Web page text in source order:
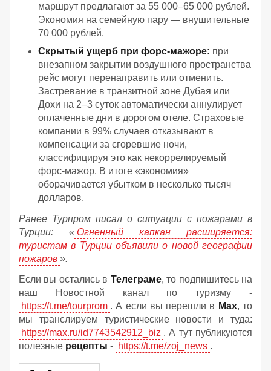
маршрут предлагают за 55 000–65 000 рублей.
Экономия на семейную пару — внушительные
70 000 рублей.
Скрытый ущерб при форс-мажоре: при
внезапном закрытии воздушного пространства
рейс могут перенаправить или отменить.
Застревание в транзитной зоне Дубая или
Дохи на 2–3 суток автоматически аннулирует
оплаченные дни в дорогом отеле. Страховые
компании в 99% случаев отказывают в
компенсации за сгоревшие ночи,
классифицируя это как некоррелируемый
форс-мажор. В итоге «экономия»
оборачивается убытком в несколько тысяч
долларов.
Ранее Турпром писал о ситуации с пожарами в
Турции: « Огненный капкан расширяется:
туристам в Турции объявили о новой географии
пожаров ».
Если вы остались в Телеграме, то подпишитесь на
наш Новостной канал по туризму -
https://t.me/tourprom . А если вы перешли в Мах, то
мы транслируем туристические новости и туда:
https://max.ru/id7743542912_biz . А тут публикуются
полезные рецепты - https://t.me/zoj_news .